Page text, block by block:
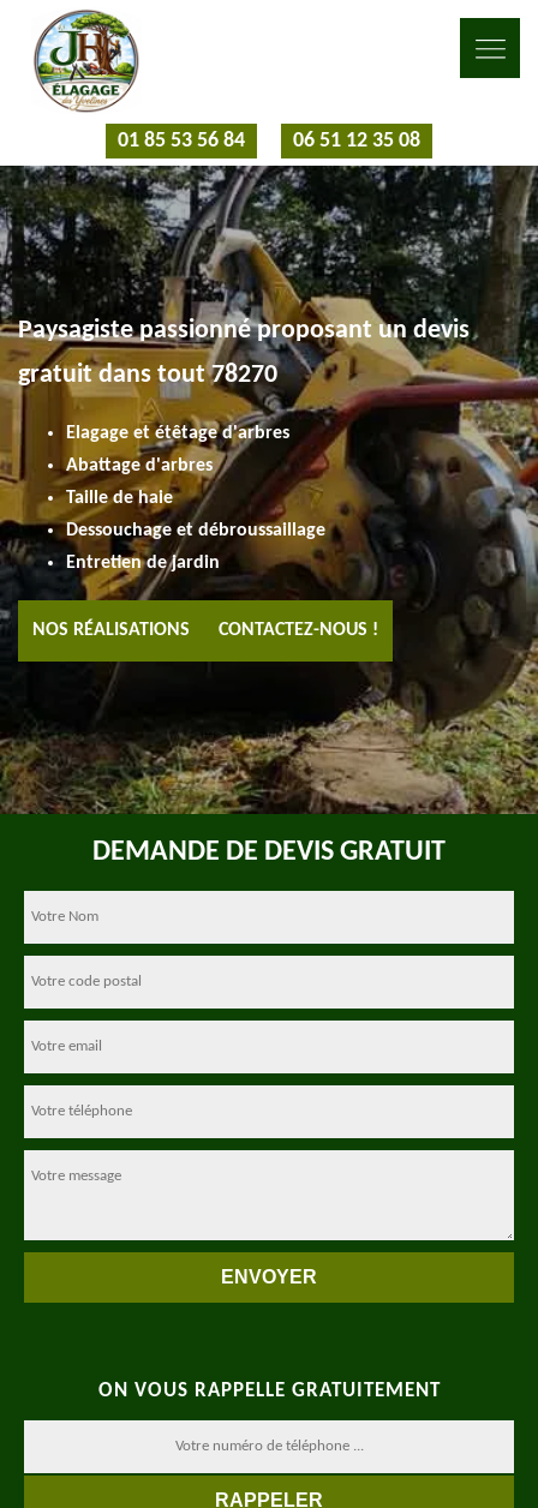
01 85 53 56 84 06 51 12 35 08
Paysagiste passionné proposant un devis
gratuit dans tout 78270
Elagage et étêtage d'arbres
Abattage d'arbres
Taille de haie
Dessouchage et débroussaillage
Entretien de jardin
NOS RÉALISATIONS CONTACTEZ-NOUS !
DEMANDE DE DEVIS GRATUIT
ON VOUS RAPPELLE GRATUITEMENT